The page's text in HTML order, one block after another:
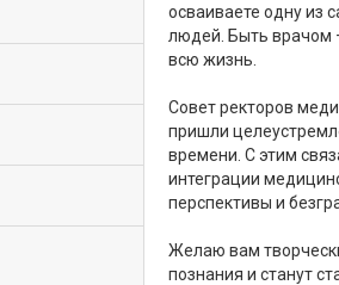
осваиваете одну из
людей. Быть врачом
всю жизнь.
Совет ректоров
пришли
времени. С этим
интеграции
перспективы и
Желаю вам
познания и станут